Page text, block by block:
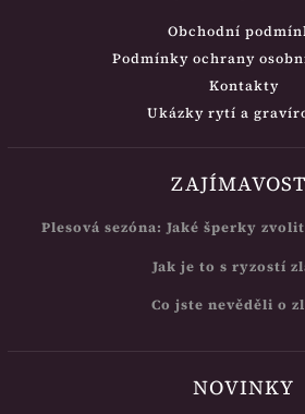
Obchodní
Podmínky ochrany
Kontakty
Ukázky rytí a
Plesová sezóna: Jaké šperky
Jak je to s ryzostí
Co jste nevěděli o
NOVINKY